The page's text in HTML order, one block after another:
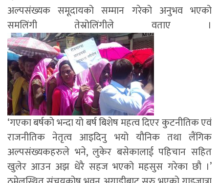
अल्पसंख्यक समूदायको सम्मान गरेको अनुभव भएको
समलिंगी तेस्रोलिंगीले वताए ।
‘गएका बर्षको भन्दा यो बर्ष बिशेष महत्व दिएर कुटनीतिक एवं
राजनीतिक नेतृत्व आइदिनु भयो यौनिक तथा लैंगिक
अल्पसंख्यकहरुले भने, लुकेर बसेकालाई पहिचान सहित
खुलेर आउन अझ धेरै सहज भएको महसुस गरेका छौ ।’